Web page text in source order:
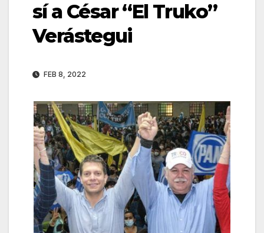
sí a César “El Truko”
Verástegui
FEB 8, 2022